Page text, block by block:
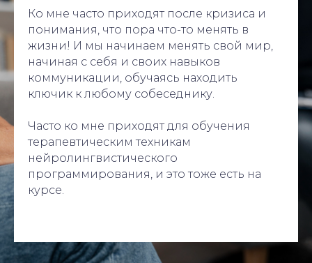
Ко мне часто приходят после кризиса и
понимания, что пора что-то менять в
жизни! И мы начинаем менять свой мир,
начиная с себя и своих навыков
коммуникации, обучаясь находить
ключик к любому собеседнику.
Часто ко мне приходят для обучения
терапевтическим техникам
нейролингвистического
программирования, и это тоже есть на
курсе.